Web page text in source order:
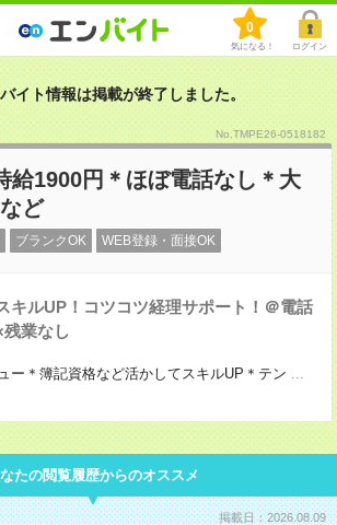
0
気になる！ ログイン
イト情報は掲載が終了しました。
No.TMPE26-0518182
給1900円＊ほぼ電話なし＊大
ど
ブランクOK WEB登録・面接OK
キルUP！コツコツ経理サポート！＠電話
業なし
ー＊簿記資格など活かしてスキルUP＊テン ...
たの閲覧履歴からのオススメ
掲載日：2026.08.09